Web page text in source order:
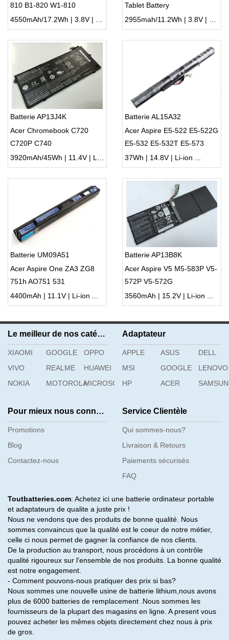
810 B1-820 W1-810
4550mAh/17.2Wh | 3.8V | Li-ion ...
Tablet Battery
2955mah/11.2Wh | 3.8V | Li-ion ...
Batterie AP13J4K
Acer Chromebook C720
C720P C740
3920mAh/45Wh | 11.4V | Li-ion ...
Batterie AL15A32
Acer Aspire E5-522 E5-522G
E5-532 E5-532T E5-573
37Wh | 14.8V | Li-ion ...
Batterie UM09A51
Acer Aspire One ZA3 ZG8
751h AO751 531
4400mAh | 11.1V | Li-ion ...
Batterie AP13B8K
Acer Aspire V5 M5-583P V5-
572P V5-572G
3560mAh | 15.2V | Li-ion ...
Le meilleur de nos catégories
XIAOMI GOOGLE
OPPO
VIVO
REALME
HUAWEI
NOKIA
MOTOROLAMICROSOFT
Adaptateur
APPLE ASUS
DELL
MSI
GOOGLE
LENOVO
HP
ACER
Pour mieux nous connaître
Promotions
Blog
Contactez-nous
Service Clientèle
Qui sommes-nous?
Livraison & Retours
Paiements sécurisés
FAQ
Toutbatteries.com: Achetez ici une batterie ordinateur portable
et adaptateurs de qualite a juste prix !
Nous ne vendons que des produits de bonne qualité. Nous
sommes convaincus que la qualité est le coeur de notre métier,
celle ci nous permet de gagner la confiance de nos clients.
De la production au transport, nous procédons à un contrôle
qualité rigoureux sur l'ensemble de nos produits. La bonne qualité
est notre engagement.
- Comment pouvons-nous pratiquer des prix si bas?
Nous sommes une nouvelle usine de batterie lithium,nous avons
plus de 6000 batteries de remplacement .Nous sommes les
fournisseurs de la plupart des magasins en ligne. A present vous
pouvez acheter les mêmes objets directement chez nous à prix
de gros.